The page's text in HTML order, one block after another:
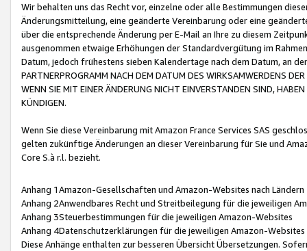
Wir behalten uns das Recht vor, einzelne oder alle Bestimmungen
Änderungsmitteilung, eine geänderte Vereinbarung oder eine
über die entsprechende Änderung per E-Mail an Ihre zu diesem
ausgenommen etwaige Erhöhungen der Standardvergütung im
Datum, jedoch frühestens sieben Kalendertage nach dem Datum, an
PARTNERPROGRAMM NACH DEM DATUM DES WIRKSAMWERDENS
WENN SIE MIT EINER ÄNDERUNG NICHT EINVERSTANDEN SIND,
KÜNDIGEN.
Wenn Sie diese Vereinbarung mit Amazon France Services SAS
gelten zukünftige Änderungen an dieser Vereinbarung für Sie und
Core S.à r.l. bezieht.
Anhang 1Amazon-Gesellschaften und Amazon-Websites nach Ländern
Anhang 2Anwendbares Recht und Streitbeilegung für die jeweiligen
Anhang 3Steuerbestimmungen für die jeweiligen Amazon-Websites
Anhang 4Datenschutzerklärungen für die jeweiligen Amazon-Websites
Diese Anhänge enthalten zur besseren Übersicht Übersetzungen.